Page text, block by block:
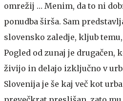
omrežij … Menim, da to ni
ponudba širša. Sam
slovensko zaledje, kljub
Pogled od zunaj je drugačen,
živijo in delajo izključno v
Slovenija je še kaj več kot